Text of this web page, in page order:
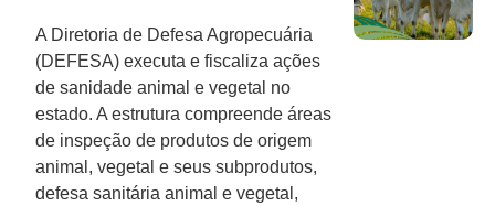
A Diretoria de Defesa Agropecuária
(DEFESA) executa e fiscaliza ações
de sanidade animal e vegetal no
estado. A estrutura compreende áreas
de inspeção de produtos de origem
animal, vegetal e seus subprodutos,
defesa sanitária animal e vegetal,